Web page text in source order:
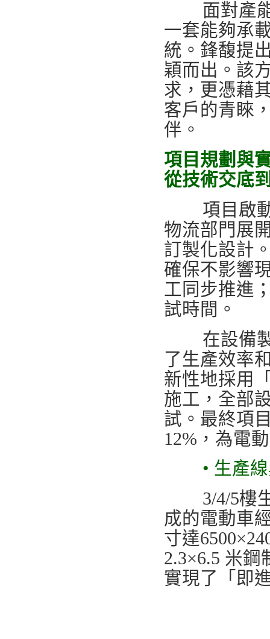
面對產能
一套能夠承
統。鋒馥提
穎而出。該
求，更憑藉
客戶的青睞
伴。
項目規劃與
從技術交底
項目啟動
物流部門展
訂製化設計
確保不影響
工同步推進
試時間。
在設備製
了生產效率
新性地採用
施工，全部
試。最終項
12%，為電
• 生產
3/4/5樓生
成的電動車
寸達
2.3×6.5 米
實現了「即